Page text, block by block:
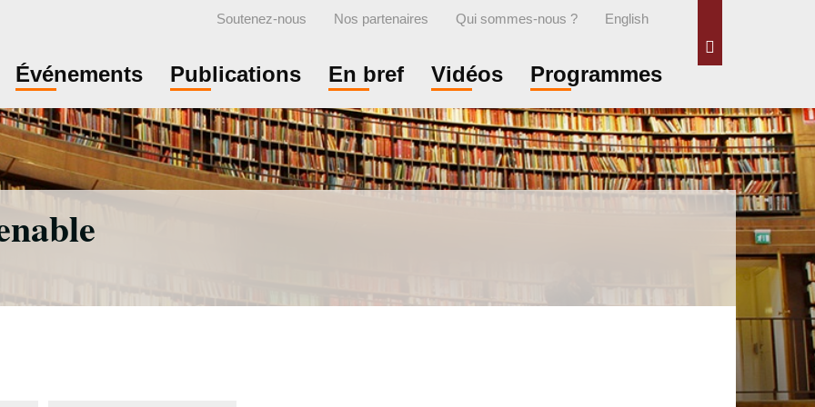
Soutenez-nous Nos partenaires Qui sommes-nous ? English
Événements Publications En bref Vidéos Programmes